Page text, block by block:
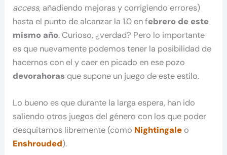
access, añadiendo mejoras y corrigiendo errores)
hasta el punto de alcanzar la 1.0 en febrero de este
mismo año. Curioso, ¿verdad? Pero lo importante
es que nuevamente podemos tener la posibilidad de
hacernos con el y caer en picado en ese pozo
devorahoras que supone un juego de este estilo.
Lo bueno es que durante la larga espera, han ido
saliendo otros juegos del género con los que poder
desquitarnos libremente (como Nightingale o
Enshrouded).